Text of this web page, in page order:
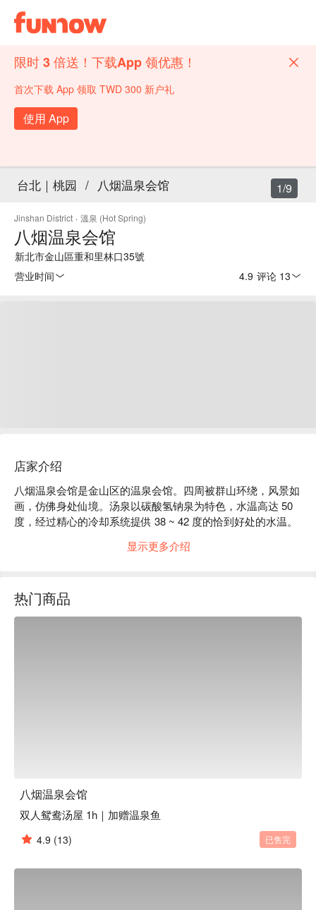
限时 3 倍送！下载App 领优惠！
首次下载 App 领取 TWD 300 新户礼
使用 App
台北｜桃园 / 八烟温泉会馆
Jinshan District · 溫泉 (Hot Spring)
八烟温泉会馆
新北市金山區重和里林口35號
营业时间
4.9 评论 13
1/9
店家介绍
八烟温泉会馆是金山区的温泉会馆。四周被群山环绕，风景如
画，仿佛身处仙境。汤泉以碳酸氢钠泉为特色，水温高达 50
度，经过精心的冷却系统提供 38 ~ 42 度的恰到好处的水温。
钾、碳酸离子等成分，对皮肤具有滋润的效果，仿佛是在浸泡
八烟温泉会馆会馆推荐：馆内拥有宽敞停车场，方便您自驾或
搭乘游览车前来，不仅提供汤泉极致享受，更以当地季节食材
显示更多介绍
热门商品
八烟温泉会馆
双人鸳鸯汤屋 1h｜加赠温泉鱼
4.9 (13) 已售完